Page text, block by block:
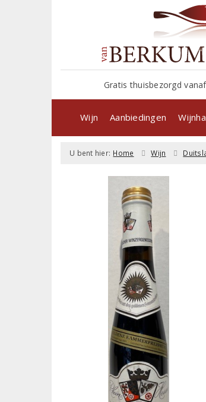
Gratis thuisbezorgd
Wijn Aanbiedingen
U bent hier: Home Wijn